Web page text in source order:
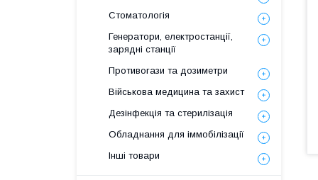
Стоматологія
Генератори, електростанції,
зарядні станції
Противогази та дозиметри
Військова медицина та захист
Дезінфекція та стерилізація
Обладнання для іммобілізації
Інші товари